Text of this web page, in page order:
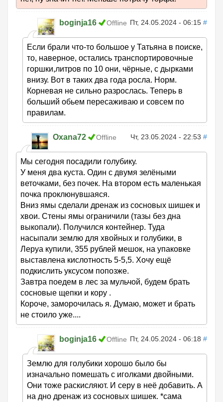
boginja16 Offline Пт, 24.05.2024 - 06:15 #
Если брали что-то большое у Татьяна в поиске,
то, наверное, остались транспортировочные
горшки,литров по 10 они, чёрные, с дырками
внизу. Вот в таких два года росла. Норм.
Корневая не сильно разрослась. Теперь в
больший обьем пересаживаю и совсем по
правилам.
Oxana72 Offline Чт, 23.05.2024 - 22:53 #
Мы сегодня посадили голубику.
У меня два куста. Один с двумя зелёными
веточками, без почек. На втором есть маленькая
почка проклюнувшаяся.
Вниз ямы сделали дренаж из сосновых шишек и
хвои. Стены ямы ограничили (тазы без дна
выкопали). Получился контейнер. Туда
насыпали землю для хвойных и голубики, в
Леруа купили, 355 рублей мешок, на упаковке
выставлена кислотность 5-5,5. Хочу ещё
подкислить уксусом попозже.
Завтра поедем в лес за мульчой, будем брать
сосновые щепки и кору .
Короче, заморочилась я. Думаю, может и брать
не стоило уже....
boginja16 Offline Пт, 24.05.2024 - 06:18 #
Землю для голубики хорошо было бы
изначально помешать с иголками двойными.
Они тоже раскисляют. И серу в неё добавить. А
на дно дренаж из сосновых шишек. *сама